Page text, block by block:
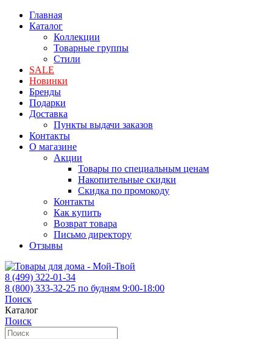
Главная
Каталог
Коллекции
Товарные группы
Стили
SALE
Новинки
Бренды
Подарки
Доставка
Пункты выдачи заказов
Контакты
О магазине
Акции
Товары по специальным ценам
Накопительные скидки
Скидка по промокоду
Контакты
Как купить
Возврат товара
Письмо директору
Отзывы
8 (499) 322-01-34
8 (800) 333-32-25 по будням 9:00-18:00
Поиск
Каталог
Поиск